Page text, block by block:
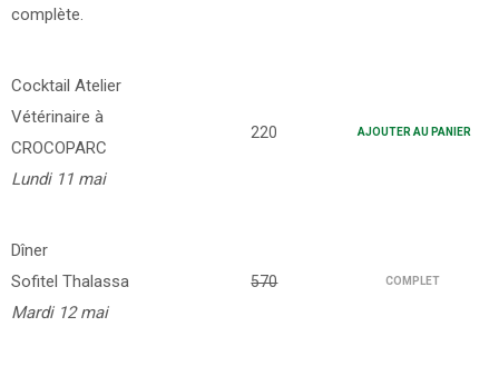
complète.
Cocktail Atelier
Vétérinaire à
CROCOPARC
Lundi 11 mai
220 AJOUTER AU PANIER
Dîner
Sofitel Thalassa
Mardi 12 mai
570 COMPLET